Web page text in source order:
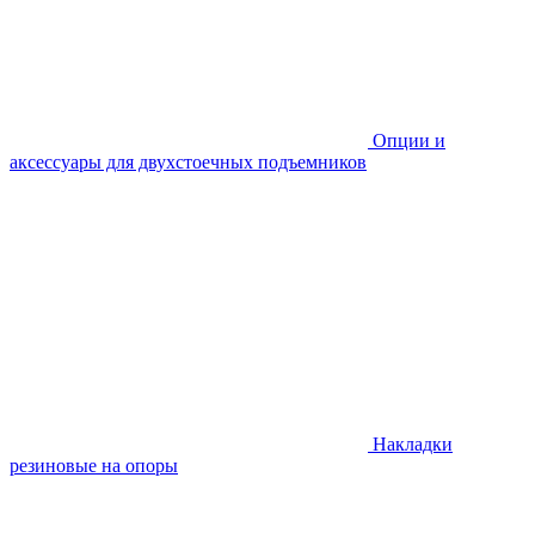
Опции и
аксессуары для двухстоечных подъемников
Накладки
резиновые на опоры